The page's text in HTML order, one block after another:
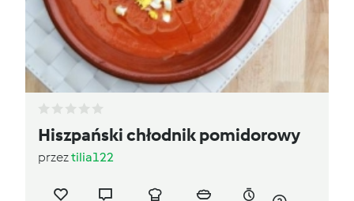
Hiszpański chłodnik pomidorowy
przeztilia122